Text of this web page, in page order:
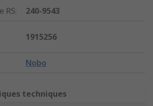
RS:
240-9543
1915256
Nobo
techniques